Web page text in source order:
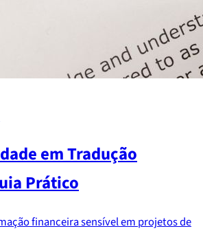
em Tradução
Prático
financeira sensível em projetos de